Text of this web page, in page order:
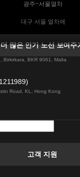
광주~서울열차
대구 서울 열차에
더블린에서 골웨이 열차
로마에서 나폴리 열차
더 많은 인기 노선 보여주
1451)
Birkirkara, BKR 9061, Malta
Road, KL, Hong Kong
고객 지원